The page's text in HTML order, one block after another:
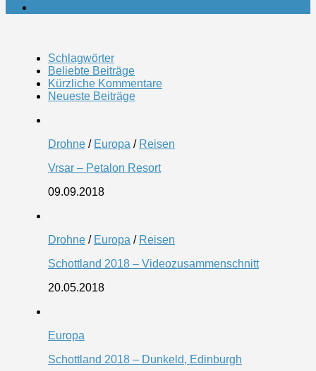
Schlagwörter
Beliebte Beiträge
Kürzliche Kommentare
Neueste Beiträge
Drohne / Europa / Reisen
Vrsar – Petalon Resort
09.09.2018
Drohne / Europa / Reisen
Schottland 2018 – Videozusammenschnitt
20.05.2018
Europa
Schottland 2018 – Dunkeld, Edinburgh